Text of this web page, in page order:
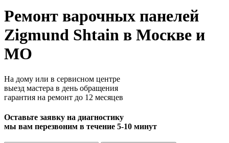
Ремонт варочных панелей
Zigmund Shtain в Москве и
МО
На дому или в сервисном центре
выезд мастера в день обращения
гарантия на ремонт до 12 месяцев
Оставьте заявку на диагностику
мы вам перезвоним в течение 5-10 минут